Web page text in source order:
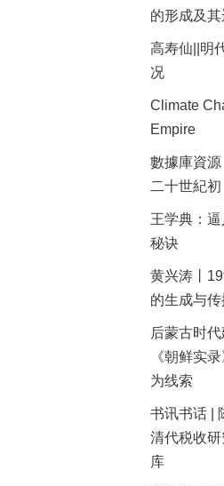
的形成及
高寿仙||明
况
Climate
Empire
數據庫資
二十世紀初
王学典：
秘诀
黄兴涛丨
的生成与传
后蒙古时
《朝鲜实
为线索
书讯书话 |
清代税收
库